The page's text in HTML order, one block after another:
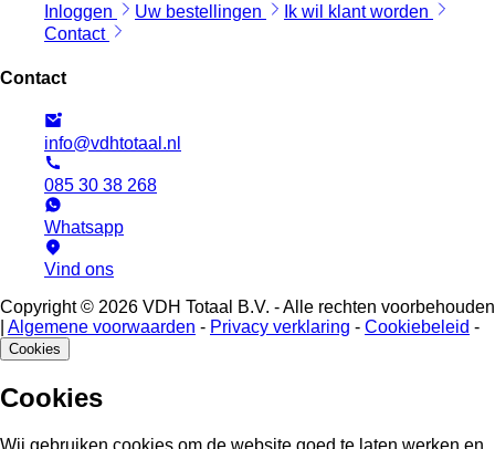
Inloggen Uw bestellingen
Ik wil klant worden
Contact
Contact
info@vdhtotaal.nl
085 30 38 268
Whatsapp
Vind ons
Copyright © 2026 VDH Totaal B.V. - Alle rechten voorbehouden
Algemene voorwaarden - Privacy verklaring - Cookiebeleid -
Cookies
Cookies
Wij gebruiken cookies om de website goed te laten werken en,